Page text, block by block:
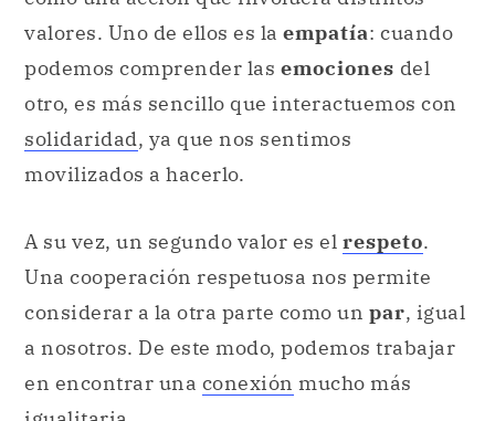
valores. Uno de ellos es la empatía: cuando
podemos comprender las emociones del
otro, es más sencillo que interactuemos con
solidaridad, ya que nos sentimos
movilizados a hacerlo.
A su vez, un segundo valor es el respeto.
Una cooperación respetuosa nos permite
considerar a la otra parte como un par, igual
a nosotros. De este modo, podemos trabajar
en encontrar una conexión mucho más